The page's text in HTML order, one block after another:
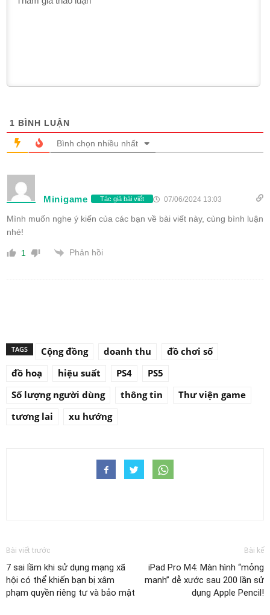
1 BÌNH LUẬN
Bình chọn nhiều nhất
Minigame Tác giả bài viết 07/06/2024 13:03
Mình muốn nghe ý kiến của các bạn về bài viết này, cùng bình luận
nhé!
1 Phản hồi
TAGS Cộng đồng doanh thu
đồ chơi số
đồ hoạ
hiệu suất PS4
PS5
Số lượng người dùng
thông tin
Thư viện game
tương lai
xu hướng
Bài viết trước
7 sai lầm khi sử dụng mạng xã
hội có thể khiến bạn bị xâm
phạm quyền riêng tư và bảo mật
Bài kế
iPad Pro M4: Màn hình “mỏng
manh” dễ xước sau 200 lần sử
dụng Apple Pencil!